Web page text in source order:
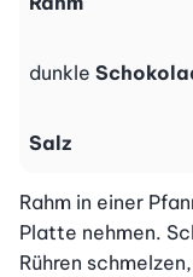
dunkle
Salz
Rahm in einer
Platte nehmen.
Rühren